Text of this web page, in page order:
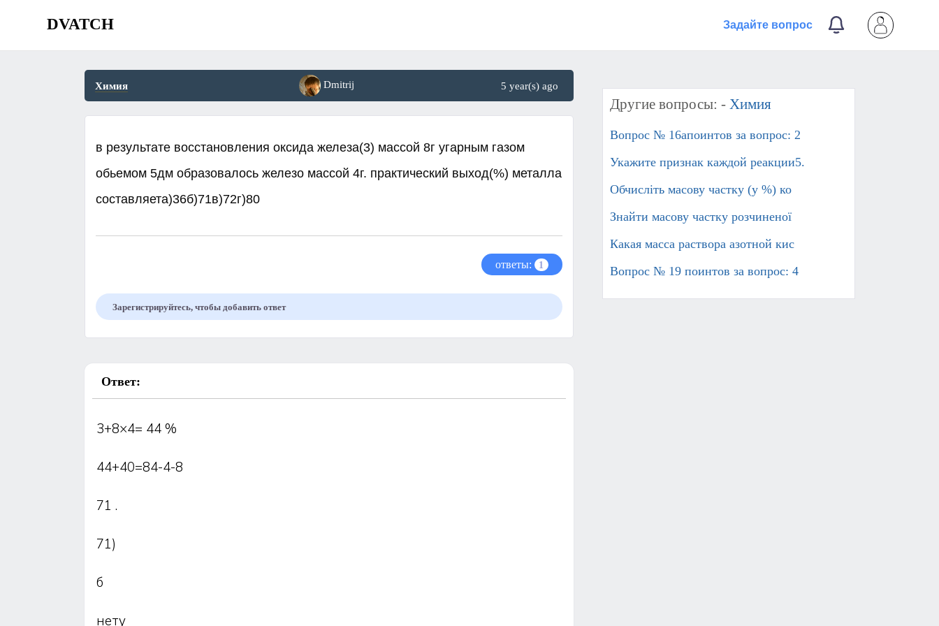
DVATCH Задайте вопрос
Химия Dmitrij 5 year(s) ago
в результате восстановления оксида железа(3) массой 8г угарным газом
обьемом 5дм образовалось железо массой 4г. практический выход(%) металла
составляета)36б)71в)72г)80​
ответы: 1
Зарегистрируйтесь, чтобы добавить ответ
Ответ:
3+8×4= 44 %
44+40=84-4-8
71 .
71)
б
нету
Другие вопросы: - Химия
Вопрос № 16апоинтов за вопрос: 2
Укажите признак каждой реакции5.
Обчисліть масову частку (у %) ко
Знайти масову частку розчиненої
Какая масса раствора азотной кис
Вопрос № 19 поинтов за вопрос: 4